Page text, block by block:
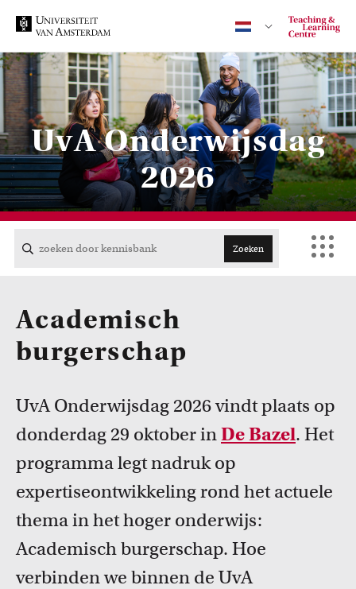
Contact
CENTRAAL
FDG
FDR
FGW
FNWI
UvA Onderwijsdag
2026
Zoeken
Cursussen
Bekijk het professionaliseringsaanbod voor docenten per
faculteit.
Academisch
burgerschap
UvA Onderwijsdag 2026 vindt plaats op
donderdag 29 oktober inDe Bazel. Het
programma legt nadruk op
expertiseontwikkeling rond het actuele
thema in het hoger onderwijs:
Academisch burgerschap. Hoe
verbinden we binnen de UvA